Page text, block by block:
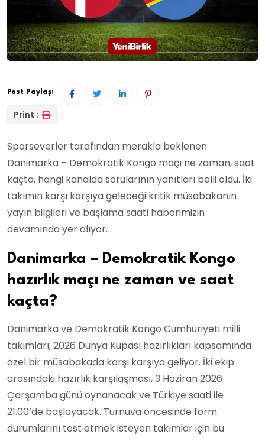
Post Paylaş:
Print :
Sporseverler tarafından merakla beklenen
Danimarka – Demokratik Kongo maçı ne zaman, saat
kaçta, hangi kanalda sorularının yanıtları belli oldu. İki
takımın karşı karşıya geleceği kritik müsabakanın
yayın bilgileri ve başlama saati haberimizin
devamında yer alıyor.
Danimarka – Demokratik Kongo
hazırlık maçı ne zaman ve saat
kaçta?
Danimarka ve Demokratik Kongo Cumhuriyeti milli
takımları, 2026 Dünya Kupası hazırlıkları kapsamında
özel bir müsabakada karşı karşıya geliyor. İki ekip
arasındaki hazırlık karşılaşması, 3 Haziran 2026
Çarşamba günü oynanacak ve Türkiye saati ile
21.00’de başlayacak. Turnuva öncesinde form
durumlarını test etmek isteyen takımlar için bu